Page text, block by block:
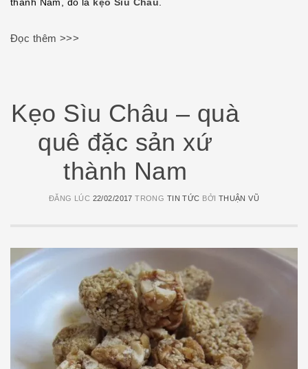
Đọc thêm >>>
Kẹo Sìu Châu – quà
quê đặc sản xứ
thành Nam
ĐĂNG LÚC 22/02/2017 TRONG TIN TỨC BỞI THUẬN VŨ